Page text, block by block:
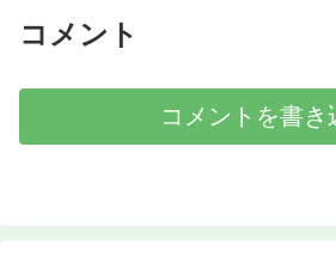
コメント
コメントを書き